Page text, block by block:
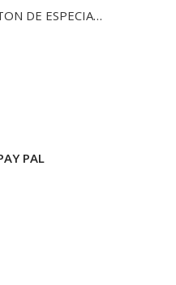
MANUAL WASHINGTON DE ESPECIALIDADES CLÍNICAS CARDIOLOGÍA
PAL